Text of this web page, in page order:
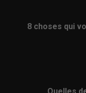
8 choses qui